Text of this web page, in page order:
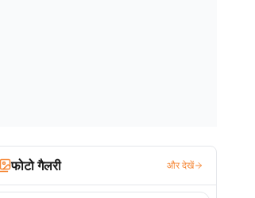
फोटो गैलरी और देखें